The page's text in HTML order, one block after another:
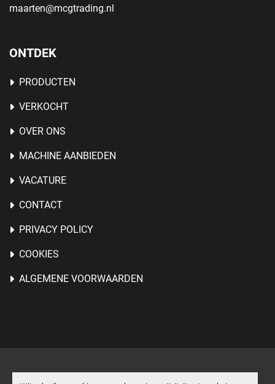
maarten@mcgtrading.nl
ONTDEK
PRODUCTEN
VERKOCHT
OVER ONS
MACHINE AANBIEDEN
VACATURE
CONTACT
PRIVACY POLICY
COOKIES
ALGEMENE VOORWAARDEN